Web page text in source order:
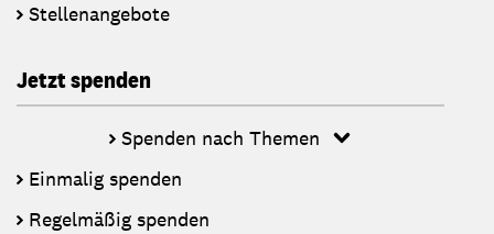
Stellenangebote
Jetzt spenden
Spenden nach Themen
Einmalig spenden
Regelmäßig spenden